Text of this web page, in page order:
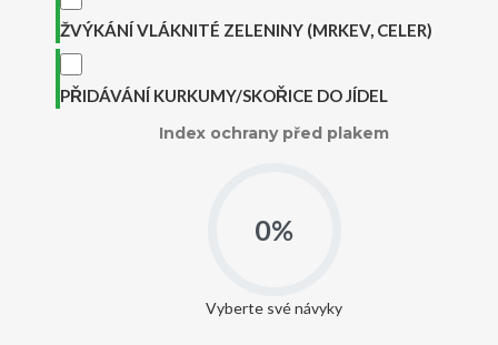
ŽVÝKÁNÍ VLÁKNITÉ ZELENINY (MRKEV, CELER)
PŘIDÁVÁNÍ KURKUMY/SKOŘICE DO JÍDEL
Index ochrany před plakem
0%
Vyberte své návyky